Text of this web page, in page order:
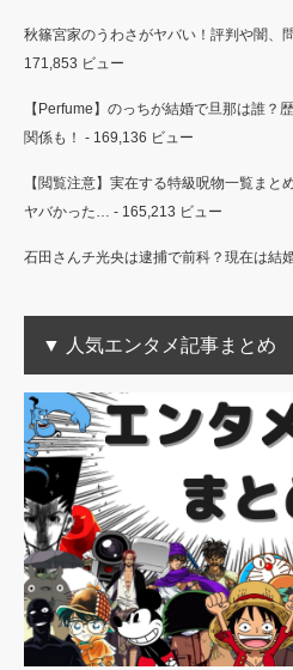
秋篠宮家のうわさがヤバい！評判や闇、
171,853 ビュー
【Perfume】のっちが結婚で旦那は誰？
関係も！ - 169,136 ビュー
【閲覧注意】実在する特級呪物一覧ま
ヤバかった… - 165,213 ビュー
石田さんチ光央は逮捕で前科？現在は結
▼ 人気エンタメ記事まとめ